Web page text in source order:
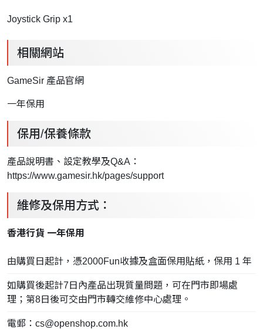
Joystick Grip x1
相關網站
GameSir 產品官網
一年保用
保用/保養條款
產品說明書、設定教學及Q&A：
https://www.gamesir.hk/pages/support
維修及保用方式：
香港行貨 一年保用
由購買日起計，憑2000Fun收據及盒面保用貼紙，保用 1 年
如購買後起計7日內產品出現質量問題，可在門市即場處
理；第8日後可交由門市轉交維修中心處理。
電郵： cs@openshop.com.hk